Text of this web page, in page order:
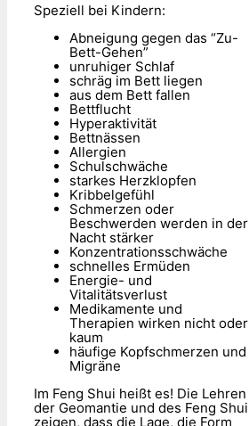
Speziell bei Kindern:
Abneigung gegen das “Zu-
Bett-Gehen”
unruhiger Schlaf
schräg im Bett liegen
aus dem Bett fallen
Bettflucht
Hyperaktivität
Bettnässen
Allergien
Schulschwäche
starkes Herzklopfen
Kribbelgefühl
Schmerzen oder
Beschwerden werden in der
Nacht stärker
Konzentrationsschwäche
schnelles Ermüden
Energie- und
Vitalitätsverlust
Medikamente und
Therapien wirken nicht oder
kaum
häufige Kopfschmerzen und
Migräne
Im Feng Shui heißt es! Die Lehren
der Geomantie und des Feng Shui
zeigen, dass die Lage, die Form